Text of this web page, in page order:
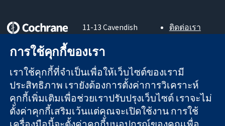
หลักฐานที่เชื่อถือ
ได้
สู่การตัดสินใจ
อย่างมีข้อมูล
เพื่อสุขภาพที่ดีขึ้น
11-13 Cavendish
London
United Kingdom
ติดต่อเรา
About us
ตำแหน่งงาน
Cochrane
Library
การใช้คุกกี้ของเรา
เราใช้คุกกี้ที่จำเป็นเพื่อให้เว็บไซต์ของเรามี
ประสิทธิภาพ เรายังต้องการตั้งค่าการวิเคราะห์
คุกกี้เพิ่มเติมเพื่อช่วยเราปรับปรุงเว็บไซต์ เราจะไม่
ตั้งค่าคุกกี้เสริมเว้นแต่คุณจะเปิดใช้งาน การใช้